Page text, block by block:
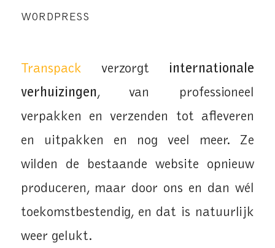
WORDPRESS
Transpack verzorgt internationale
verhuizingen, van professioneel
verpakken en verzenden tot afleveren
en uitpakken en nog veel meer. Ze
wilden de bestaande website opnieuw
produceren, maar door ons en dan wél
toekomstbestendig, en dat is natuurlijk
weer gelukt.